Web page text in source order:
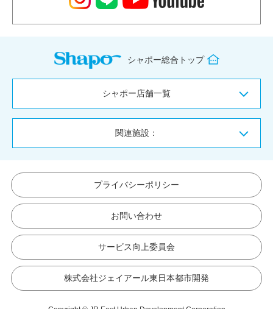
シャポー総合トップ
シャポー店舗一覧
関連施設：
プライバシーポリシー
お問い合わせ
サービス向上委員会
株式会社ジェイアール東日本都市開発